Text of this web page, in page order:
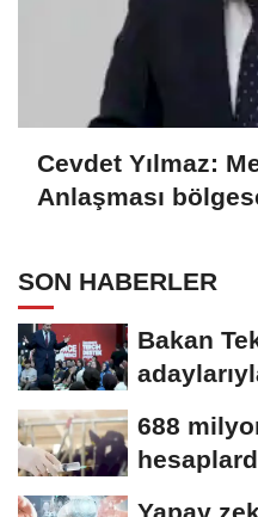
Cevdet Yılmaz:
Anlaşması
SON HABERLER
Bakan
688
Yapay